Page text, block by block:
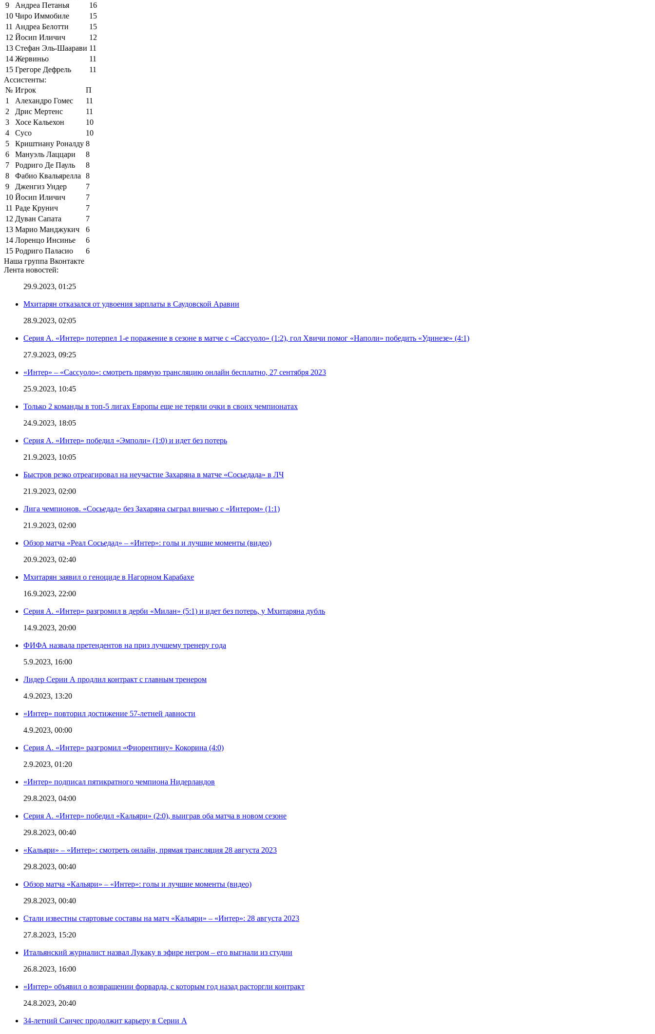
9
Андреа Петанья
16
10 Чиро Иммобиле
15
11 Андреа Белотти
15
12 Йосип Иличич
12
13 Стефан Эль-Шаарави 11
14 Жервиньо
11
15 Грегоре Дефрель
11
Ассистенты:
№ Игрок
П
1
Алехандро Гомес
11
2
Дрис Мертенс
11
3
Хосе Кальехон
10
4
Сусо
10
5
Криштиану Роналду 8
6
Мануэль Лаццари
8
7
Родриго Де Пауль
8
8
Фабио Квальярелла
8
9
Дженгиз Ундер
7
10 Йосип Иличич
7
11 Раде Крунич
7
12 Дуван Сапата
7
13 Марио Манджукич
6
14 Лоренцо Инсинье
6
15 Родриго Паласио
6
Наша группа Вконтакте
Лента новостей:
29.9.2023, 01:25
Мхитарян отказался от удвоения зарплаты в Саудовской Аравии
28.9.2023, 02:05
Серия А. «Интер» потерпел 1-е поражение в сезоне в матче с «Сассуоло» (1:2), гол Хвичи помог «Наполи» победить «Удинезе» (4:1)
27.9.2023, 09:25
«Интер» – «Сассуоло»: смотреть прямую трансляцию онлайн бесплатно, 27 сентября 2023
25.9.2023, 10:45
Только 2 команды в топ-5 лигах Европы еще не теряли очки в своих чемпионатах
24.9.2023, 18:05
Серия А. «Интер» победил «Эмполи» (1:0) и идет без потерь
21.9.2023, 10:05
Быстров резко отреагировал на неучастие Захаряна в матче «Сосьедада» в ЛЧ
21.9.2023, 02:00
Лига чемпионов. «Сосьедад» без Захаряна сыграл вничью с «Интером» (1:1)
21.9.2023, 02:00
Обзор матча «Реал Сосьедад» – «Интер»: голы и лучшие моменты (видео)
20.9.2023, 02:40
Мхитарян заявил о геноциде в Нагорном Карабахе
16.9.2023, 22:00
Серия А. «Интер» разгромил в дерби «Милан» (5:1) и идет без потерь, у Мхитаряна дубль
14.9.2023, 20:00
ФИФА назвала претендентов на приз лучшему тренеру года
5.9.2023, 16:00
Лидер Серии А продлил контракт с главным тренером
4.9.2023, 13:20
«Интер» повторил достижение 57-летней давности
4.9.2023, 00:00
Серия А. «Интер» разгромил «Фиорентину» Кокорина (4:0)
2.9.2023, 01:20
«Интер» подписал пятикратного чемпиона Нидерландов
29.8.2023, 04:00
Серия А. «Интер» победил «Кальяри» (2:0), выиграв оба матча в новом сезоне
29.8.2023, 00:40
«Кальяри» – «Интер»: смотреть онлайн, прямая трансляция 28 августа 2023
29.8.2023, 00:40
Обзор матча «Кальяри» – «Интер»: голы и лучшие моменты (видео)
29.8.2023, 00:40
Стали известны стартовые составы на матч «Кальяри» – «Интер»: 28 августа 2023
27.8.2023, 15:20
Итальянский журналист назвал Лукаку в эфире негром – его выгнали из студии
26.8.2023, 16:00
«Интер» объявил о возвращении форварда, с которым год назад расторгли контракт
24.8.2023, 20:40
34-летний Санчес продолжит карьеру в Серии А